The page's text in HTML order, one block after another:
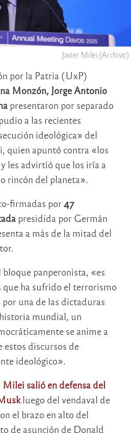
Javier Milei (Archivo)
por la Patria (UxP)
Monzón, Jorge Antonio
presentaron por separado
a las recientes
ideológica» del
quien apuntó contra «los
les advirtió que los iría a
rincón del planeta».
firmadas por47
presidida por Germán
a más de la mitad del
panperonista, «es
que ha sufrido el terrorismo
una de las dictaduras
mundial, un
se anime a
estos discursos de
ideológico».
Milei salió en defensa del
luego del vendaval de
el brazo en alto del
de asunción de Donald